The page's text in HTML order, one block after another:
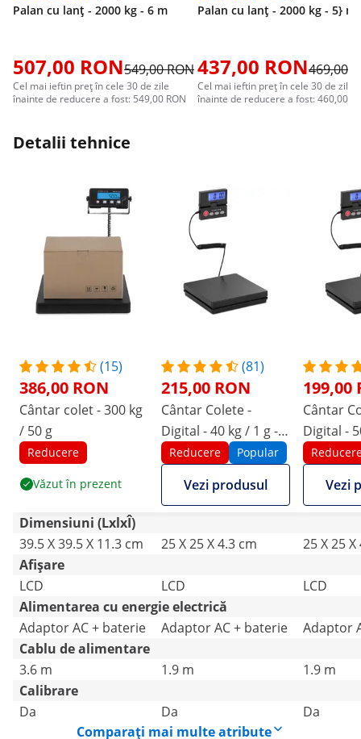
Palan cu lanț - 2000 kg - 6 m
507,00 RON549,00 RON
Cel mai ieftin preț în cele 30 de zile
înainte de reducere a fost: 549,00 RON
Palan cu lanț - 2000 kg - 5} m
437,00 RON469,00
Cel mai ieftin preț în cele 30 de zile
înainte de reducere a fost: 460,00
Detalii tehnice
(15)
386,00 RON
Cântar colet - 300 kg
/ 50 g
Reducere
Văzut în prezent
(81)
215,00 RON
Cântar Colete -
Digital - 40 kg / 1 g -
Afișaj LCD extern
Reducere Popular
Vezi produsul
199,00
Cântar
Digital -
Afișaj
Vezi
Dimensiuni (LxlxÎ)
39.5 X 39.5 X 11.3 cm
25 X 25 X 4.3 cm
25 X 25
Afișare
LCD
LCD
LCD
Alimentarea cu energie electrică
Adaptor AC + baterie
Adaptor AC + baterie
Adaptor
Cablu de alimentare
3.6 m
1.9 m
1.9 m
Calibrare
Da
Da
Da
Comparați mai multe atribute